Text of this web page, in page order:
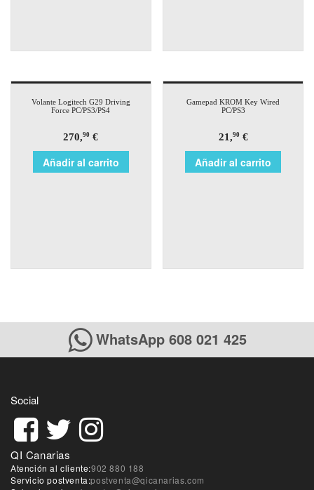
Volante Logitech G29 Driving
Force PC/PS3/PS4
270,90 €
Añadir al carrito
Gamepad KROM Key Wired
PC/PS3
21,90€
Añadir al carrito
WhatsApp 608 021 425
Social
QI Canarias
Atención al cliente:902 880 188
Servicio postventa:postventa@qicanarias.com